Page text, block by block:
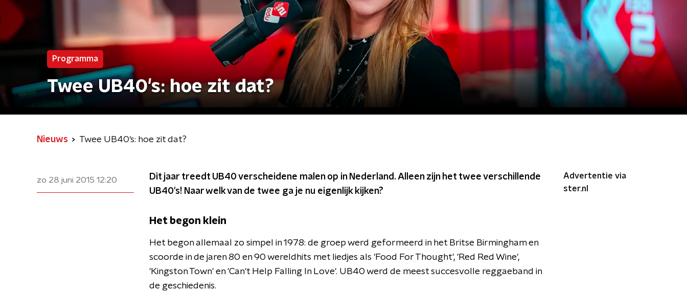
Programma
Twee UB40's: hoe zit dat?
Nieuws Twee UB40's: hoe zit dat?
zo 28 juni 2015 12:20
Dit jaar treedt UB40 verscheidene malen op in Nederland. Alleen zijn het twee verschillende
UB40's! Naar welk van de twee ga je nu eigenlijk kijken?
Het begon klein
Het begon allemaal zo simpel in 1978: de groep werd geformeerd in het Britse Birmingham en
scoorde in de jaren 80 en 90 wereldhits met liedjes als 'Food For Thought', 'Red Red Wine',
'Kingston Town' en 'Can't Help Falling In Love'. UB40 werd de meest succesvolle reggaeband in
de geschiedenis.
Advertentie via
ster.nl